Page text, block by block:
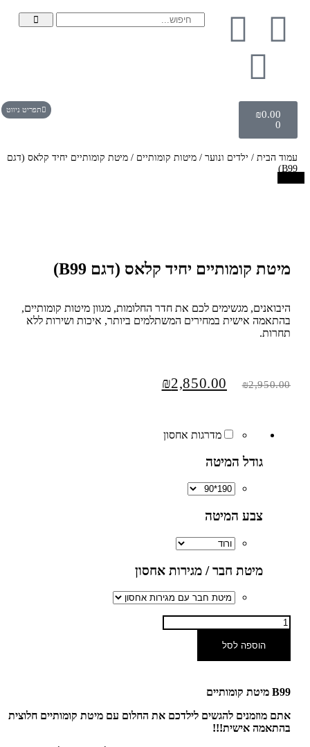
₪0.00
תפריט ניווט
עמוד הבית/ ילדים ונוער/ מיטות קומותיים/ מיטת קומותיים יחיד קלאס (דגם
B99)
מיטת קומותיים יחיד קלאס (דגם B99)
היבואנים, מגשימים לכם את חדר החלומות, מגוון מיטות קומותיים,
בהתאמה אישית במחירים המשתלמים ביותר, איכות ושירות ללא
תחרות.
₪2,950.00
₪2,850.00
מדרגות אחסון
גודל המיטה
צבע המיטה
מיטת חבר / מגירות אחסון
הוספה לסל
B99 מיטת קומותיים
אתם מוזמנים להגשים לילדכם את החלום עם מיטת קומותיים חלוצית
בהתאמה אישית!!!